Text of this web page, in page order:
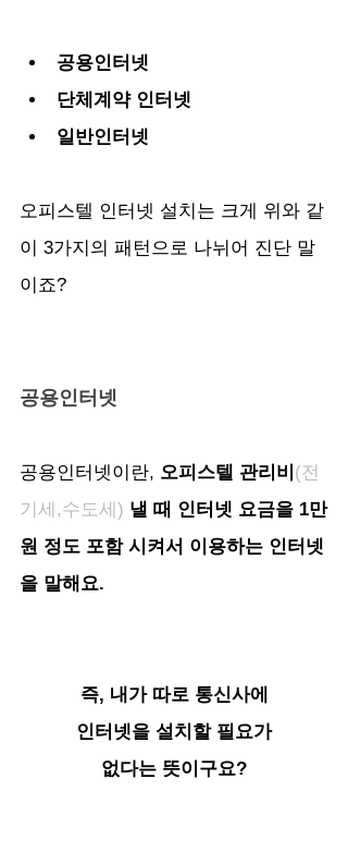
공용인터넷
단체계약 인터넷
일반인터넷
오피스텔 인터넷 설치는 크게 위와 같
이 3가지의 패턴으로 나뉘어 진단 말
이죠?
공용인터넷
공용인터넷이란, 오피스텔 관리비 (전
기세,수도세) 낼 때 인터넷 요금을 1만
원 정도 포함 시켜서 이용하는 인터넷
을 말해요.
즉, 내가 따로 통신사에
인터넷을 설치할 필요가
없다는 뜻이구요?